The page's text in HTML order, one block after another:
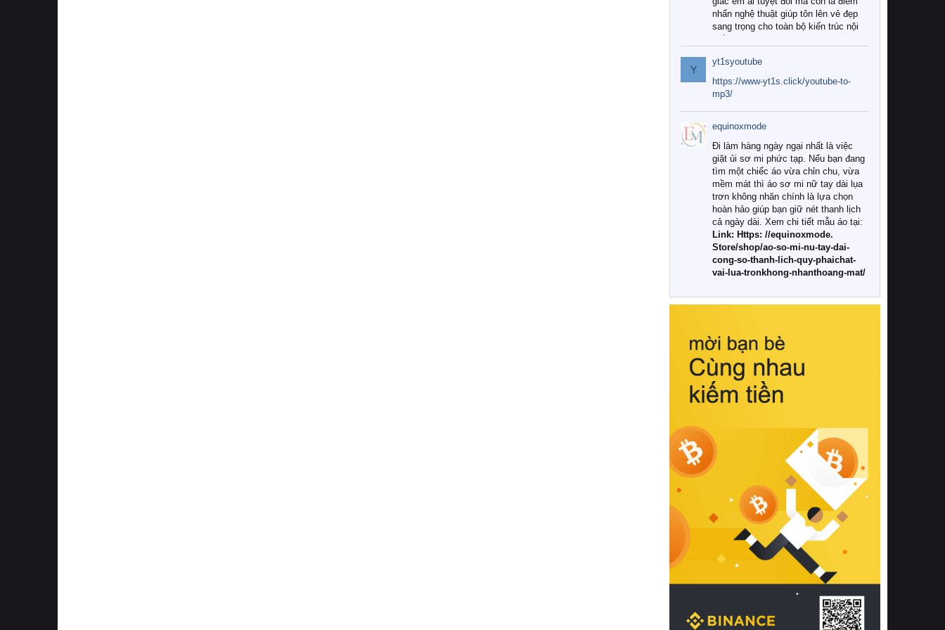
nhấn nghệ thuật giúp tôn lên vẻ đẹp
sang trọng cho toàn bộ kiến trúc nội
Tuy nhiên, giữa thị trường đa dạng
với vô vàn thương hiệu và mẫu mã
như hiện nay, làm thế nào để chọn
được những bộ chăn ga gối đệm cao
cấp thực sự chất lượng, phù hợp với
khí hậu và nhu cầu sử dụng của gia
đình? Hãy cùng chúng tôi đi tìm lời
giải đáp chi tiết qua bài viết dưới đây.
1. Tại sao các gia đình hiện đại lại ưa
chuộng chăn ga gối đệm cao cấp?
Khác với các dòng sản phẩm thông
thường, những bộ chăn ga gối đệm
cao cấp trải qua quy trình sản xuất
nghiêm ngặt từ khâu chọn lọc nguyên
liệu tự nhiên đến công nghệ dệt
nhuộm hiện đại không chứa hóa chất
này, bạn sẽ cảm nhận rõ rệt sự khác
hồi chuẩn xác của phần đệm nâng đỡ
cột sống.
Bên cạnh đó, việc lựa chọn các dòng
sản phẩm đạt chuẩn chất lượng quốc
tế còn giúp ngăn ngừa tình trạng kích
khuẩn và nấm mốc trong điều kiện
thời tiết nóng ẩm. Bạn có thể tìm hiểu
thêm các nghiên cứu khoa học về tác
động của giấc ngủ và môi trường
phòng ngủ đối với sức khỏe con
người tại Sleep Foundation (External
Link) để có cái nhìn toàn diện hơn.
2. Các tiêu chí vàng khi lựa chọn
chăn ga gối đệm cao cấp cho phòng
ngủ
Để sở hữu một bộ chăn ga gối đệm
cao cấp hoàn hảo cả về thẩm mỹ lẫn
công năng, người tiêu dùng cần cân
nhắc kỹ lưỡng các tiêu chí quan trọng
Y
yt1syoutube
https://www-yt1s.click/youtube-to-
mp3/
equinoxmode
Đi làm hàng ngày ngại nhất là việc
giặt ủi sơ mi phức tạp. Nếu bạn đang
tìm một chiếc áo vừa chỉn chu, vừa
mềm mát thì áo sơ mi nữ tay dài lụa
trơn không nhăn chính là lựa chọn
hoàn hảo giúp bạn giữ nét thanh lịch
cả ngày dài. Xem chi tiết mẫu áo tại:
Link: Https: //equinoxmode.
Store/shop/ao-so-mi-nu-tay-dai-
cong-so-thanh-lich-quy-phaichat-
vai-lua-tronkhong-nhanthoang-mat/